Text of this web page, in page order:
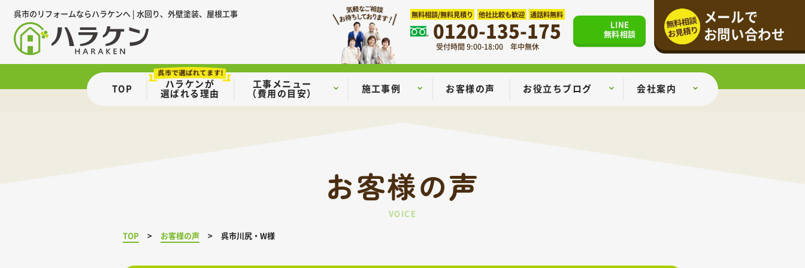
呉市のリフォームならハラケンへ | 水回り、外壁塗装、屋根工事 無料相談/無料見積り 他社比較も歓迎 通話料無料
0120-135-175
受付時間 9:00-18:00 年中無休
LINE
無料相談
メールで
お問い合わせ
TOP ハラケンが
選ばれる理由
工事メニュー
（費用の目安） 施工事例 お客様の声 お役立ちブログ 会社案内
お客様の声
VOICE
TOP
お客様の声 呉市川尻・W様